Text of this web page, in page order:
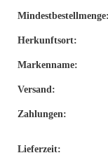
Mindestbestellmenge:
Herkunftsort:
Markenname:
Versand:
Zahlungen:
Lieferzeit: